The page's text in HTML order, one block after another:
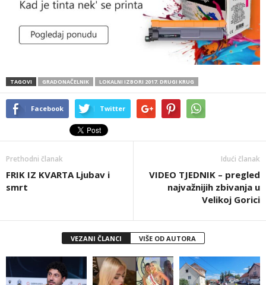
TAGOVI GRADONAČELNIK LOKALNI IZBORI 2017. DRUGI KRUG
Facebook Twitter
Prethodni članak
FRIK IZ KVARTA Ljubav i
smrt
Idući članak
VIDEO TJEDNIK – pregled
najvažnijih zbivanja u
Velikoj Gorici
VEZANI ČLANCI VIŠE OD AUTORA